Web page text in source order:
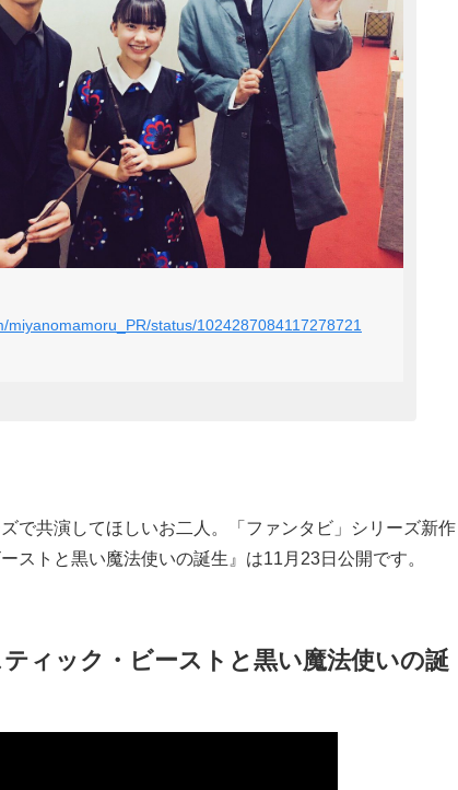
miyanomamoru_PR/status/1024287084117278721
で共演してほしいお二人。「ファンタビ」シリーズ新作
ストと黒い魔法使いの誕生』は11月23日公開です。
ィック・ビーストと黒い魔法使いの誕